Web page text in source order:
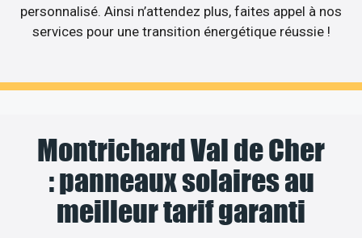
personnalisé. Ainsi n’attendez plus, faites appel à nos
services pour une transition énergétique réussie !
Montrichard Val de Cher
: panneaux solaires au
meilleur tarif garanti